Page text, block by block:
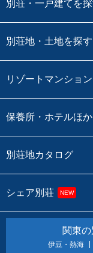
別荘・一戸建てを
別荘地・土地を探す
リゾートマンショ
保養所・ホテルほ
別荘地カタログ
シェア別荘 NEW
関東
伊豆・熱海